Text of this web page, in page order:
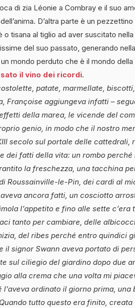
di zia Léonie a Combray e il suo
D’altra parte è un pezzettino
tisana al tiglio ad aver suscitato
del suo passato, generando
mondo perduto che è il mondo della
il vino dei ricordi.
patate, marmellate,
Françoise aggiungeva infatti –
della marea, le vicende del
genio, in modo che il nostro
secolo sul portale delle cattedrali,
dei fatti della vita: un rombo perché
la freschezza, una tacchina
Roussainville-le-Pin, dei cardi al
ancora fatti, un cosciotto
l’appetito e fino alle sette c’era
tanto per cambiare, delle
del ribes perché entro quindici
il signor Swann aveva portato di
sul ciliegio del giardino dopo due
alla crema che una volta mi
ordinato il giorno prima, una
tutto questo era finito, creata